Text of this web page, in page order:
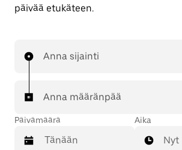
päivää etukäteen.
Anna sijainti
Anna määränpää
Päivämäärä Aika
Nyt